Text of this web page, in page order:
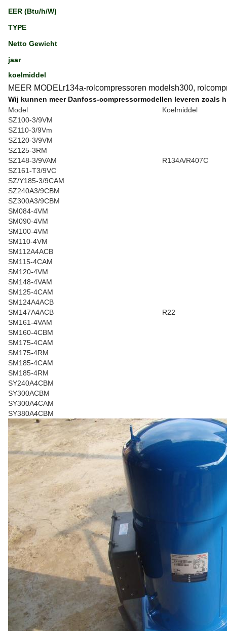
EER (Btu/h/W)
TYPE
Netto Gewicht
jaar
koelmiddel
MEER MODELr134a-rolcompressoren modelsh300,
Wij kunnen meer Danfoss-compressormodellen leveren zoals
Model
Koelmiddel
SZ100-3/9VM
R134A/R407C
SZ110-3/9Vm
SZ120-3/9VM
SZ125-3RM
SZ148-3/9VAM
SZ161-T3/9VC
SZ/Y185-3/9CAM
SZ240A3/9CBM
SZ300A3/9CBM
SM084-4VM
R22
SM090-4VM
SM100-4VM
SM110-4VM
SM112A4ACB
SM115-4CAM
SM120-4VM
SM148-4VAM
SM125-4CAM
SM124A4ACB
SM147A4ACB
SM161-4VAM
SM160-4CBM
SM175-4CAM
SM175-4RM
SM185-4CAM
SM185-4RM
SY240A4CBM
SY300ACBM
SY300A4CAM
SY380A4CBM